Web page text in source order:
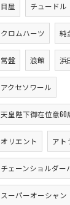
目屋 チュードル
クロムハーツ 純
常盤 浪館 浜
アクセソワール
天皇陛下御在位意60
オリエント アト
チェーンショルダー
スーパーオーシャン